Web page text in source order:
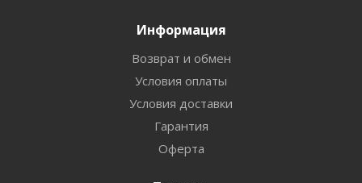
Информация
Возврат и обмен
Условия оплаты
Условия доставки
Гарантия
Оферта